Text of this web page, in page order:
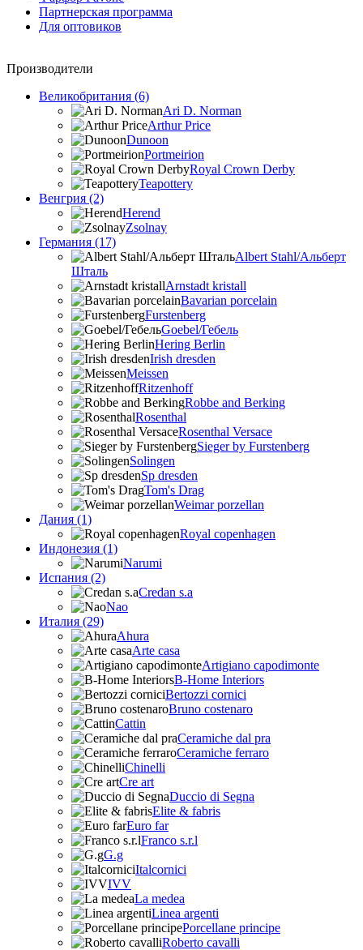
Партнерская программа
Для оптовиков
Производители
Великобритания (6)
Ari D. Norman
Arthur Price
Dunoon
Portmeirion
Royal Crown Derby
Teapottery
Венгрия (2)
Herend
Zsolnay
Германия (17)
Albert Stahl/Альбеpт
Шталь
Arnstadt kristall
Bavarian porcelain
Furstenberg
Goebel/Гебель
Hering Berlin
Irish dresden
Meissen
Ritzenhoff
Robbe and Berking
Rosenthal
Rosenthal Versace
Sieger by Furstenberg
Solingen
Sp dresden
Tom's Drag
Weimar porzellan
Дания (1)
Royal copenhagen
Индонезия (1)
Narumi
Испания (2)
Credan s.a
Nao
Италия (29)
Ahura
Arte casa
Artigiano capodimonte
B-Home Interiors
Bertozzi cornici
Bruno costenaro
Cattin
Ceramiche dal pra
Ceramiche ferraro
Chinelli
Cre art
Duccio di Segna
Elite & fabris
Euro far
Franco s.r.l
G.g
Italcornici
IVV
La medea
Linea argenti
Porcellane principe
Roberto cavalli